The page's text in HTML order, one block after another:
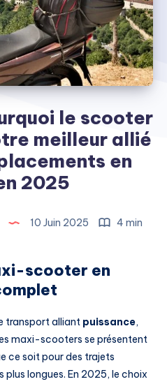
le scooter
meilleur allié
en
2025
10 Juin 2025 4 min
scooter en
transport alliant puissance,
maxi-scooters se présentent
ce soit pour des trajets
longues. En 2025, le choix